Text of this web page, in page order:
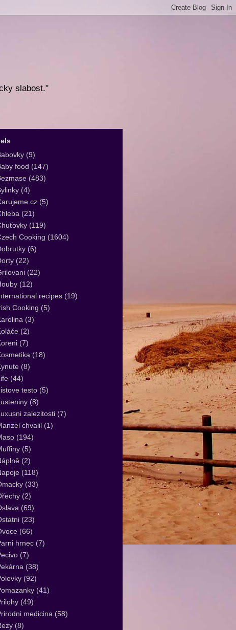
slabost."
(9)
food (147)
(483)
(4)
(5)
(21)
(119)
Cooking (1604)
(6)
(22)
(22)
(12)
recipes (19)
Cooking (5)
(3)
(2)
(7)
(18)
(8)
(44)
testo (5)
(8)
zalezitosti (7)
chvalil (1)
(194)
(5)
(2)
(118)
(33)
(2)
(69)
(23)
(66)
hrnec (7)
(7)
(38)
(92)
(41)
(49)
medicina (58)
(8)